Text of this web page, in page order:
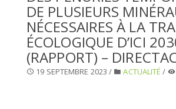
SELECTIONNEZ UNE SECTION
SÉLECTIONNEZ UNE CATÉGORIE
SÉLECTIONNEZ UN/DES PAYS
DE PLUSIEURS
NÉCESSAIRES À LA
ÉCOLOGIQUE D’ICI
(RAPPORT) –
19 SEPTEMBRE 2023 / ACTUALITÉ /